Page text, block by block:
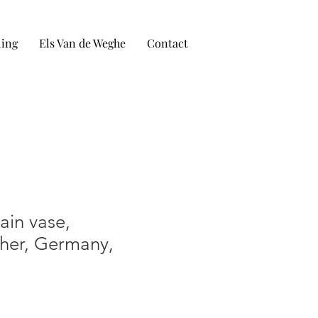
Els Van de Weghe Contact
vase,
Germany,